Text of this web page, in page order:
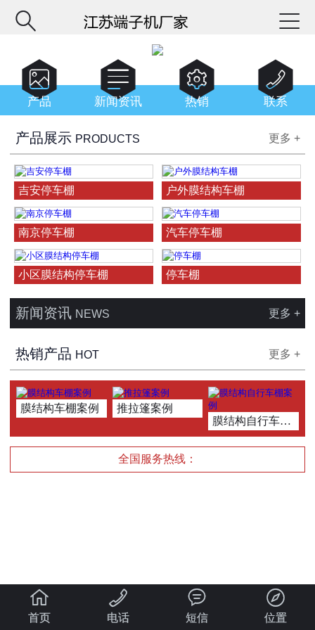



产品 
新闻资讯 
热销 
联系
产品展示 PRODUCTS 更多 +
吉安停车棚 户外膜结构车棚
南京停车棚 汽车停车棚
小区膜结构停车棚 停车棚
新闻资讯 NEWS 更多 +
热销产品 HOT 更多 +
膜结构车棚案例
推拉篷案例
膜结构自行车棚案例
全国服务热线：

首页

电话

短信

位置